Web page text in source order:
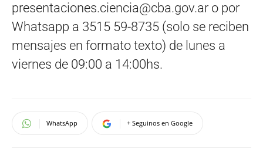
presentaciones.ciencia@cba.gov.ar o por
Whatsapp a 3515 59-8735 (solo se reciben
mensajes en formato texto) de lunes a
viernes de 09:00 a 14:00hs.
WhatsApp + Seguinos en Google